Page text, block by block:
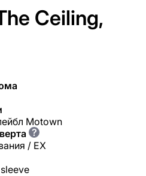
Ceiling,
Motown
?
/ EX